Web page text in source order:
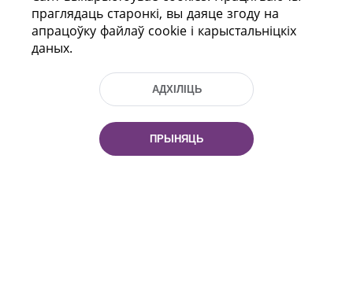
праспект Незалежнасці 116
Тэл.: (+375 17) 368 37 37, Факс: (+375 17)
праглядаць старонкі, вы даяце згоду на
апрацоўку файлаў cookie і карыстальніцкіх
даных.
АДХІЛІЦЬ
ПРЫНЯЦЬ